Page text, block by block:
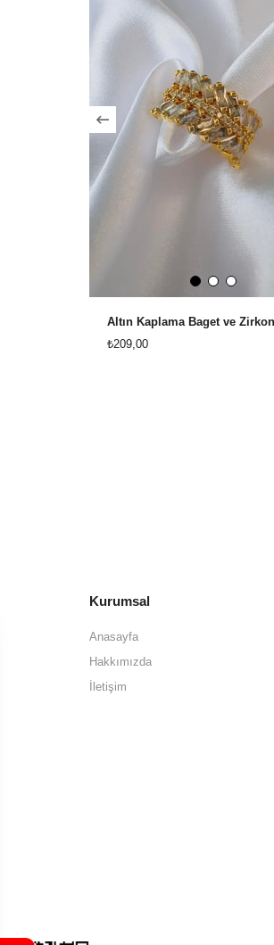
₺209,00
Kurumsal
Anasayfa
Hakkımızda
İletişim